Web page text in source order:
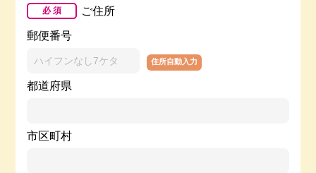
必 須 ご住所
郵便番号
住所自動入力
都道府県
市区町村